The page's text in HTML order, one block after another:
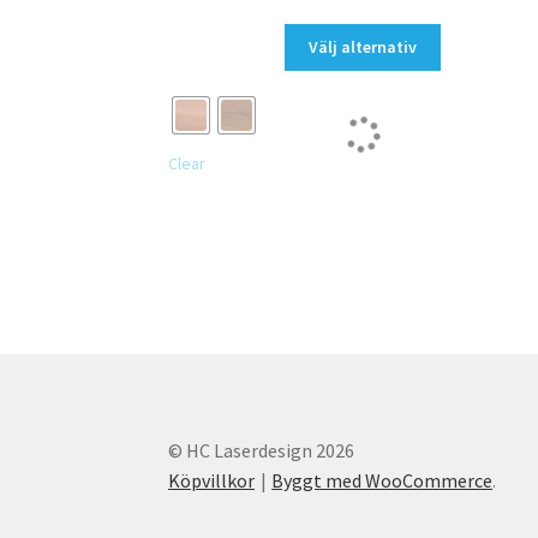
Välj alternativ
Clear
© HC Laserdesign 2026
Köpvillkor
Byggt med WooCommerce.